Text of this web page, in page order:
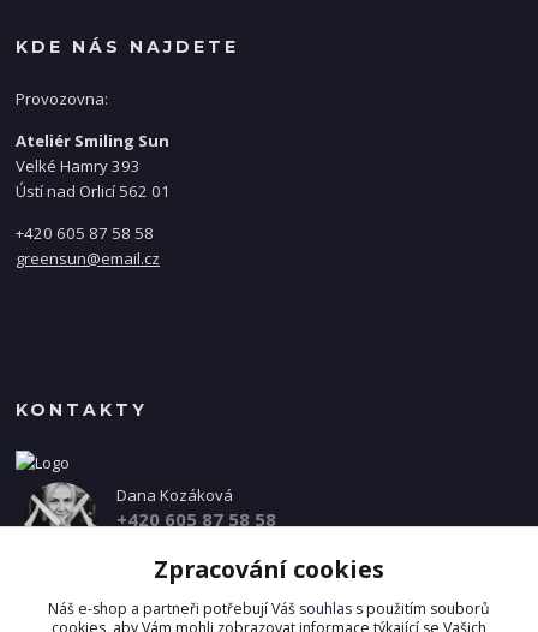
KDE NÁS NAJDETE
Provozovna:
Ateliér Smiling Sun
Velké Hamry 393
Ústí nad Orlicí 562 01
+420 605 87 58 58
greensun@email.cz
KONTAKTY
Dana Kozáková
+420 605 87 58 58
info@danakozakova.cz
Zpracování cookies
Náš e-shop a partneři potřebují Váš souhlas s použitím souborů
cookies, aby Vám mohli zobrazovat informace týkající se Vašich